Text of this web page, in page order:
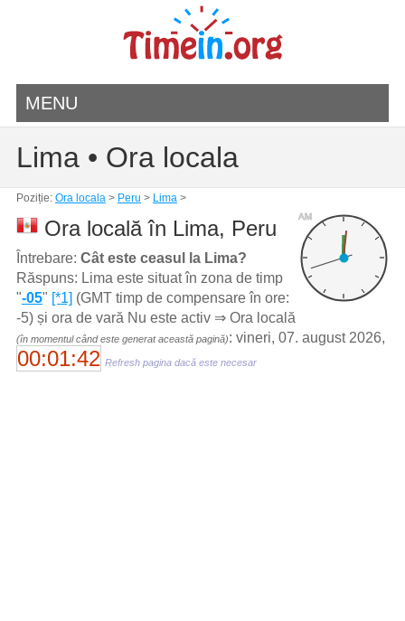
MENU
Lima • Ora locala
Poziție: Ora locala> Peru > Lima>
AM
Ora locală în Lima, Peru
Întrebare: Cât este ceasul la Lima?
Răspuns: Lima este situat în zona de timp
"-05" [*1] (GMT timp de compensare în ore:
-5) și ora de vară Nu este activ ⇒ Ora locală
(în momentul când este generat această pagină): vineri, 07. august 2026,
00:01:42 Refresh pagina dacă este necesar